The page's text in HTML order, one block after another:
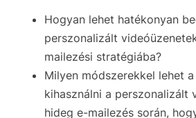
Hogyan lehet hatékonyan
perszonalizált
mailezési stratégiába?
Milyen módszerekkel lehet
kihasználni a perszonalizált
hideg e-mailezés során,